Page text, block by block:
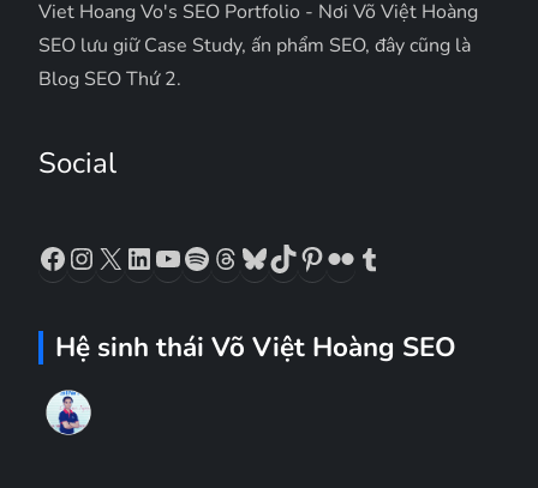
Viet Hoang Vo's SEO Portfolio - Nơi Võ Việt Hoàng
SEO lưu giữ Case Study, ấn phẩm SEO, đây cũng là
Blog SEO Thứ 2.
Social
Facebook
Instagram
X LinkedIn
YouTube
Spotify
Threads
Bluesky
TikTok
Pinterest
Flickr
Hệ sinh thái Võ Việt Hoàng SEO